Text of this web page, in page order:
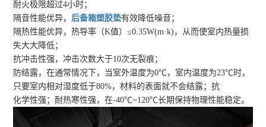
耐火极限超过4小时；
隔音性能优异， 后备箱塑胶垫有效降低噪音；
隔热性能优异，热导率（K值）≤0.35W(m·k)，从而使室内热量损
失大大降低；
抗冲击性强，冲击次数大于10次无裂痕；
防结露，在通常情况下，当室外温度为0℃，室内温度为23℃时，
只要室内相对湿度低于80%，材料的表面就不会结露；抗
化学性强；耐热寒性强，在-40℃~120℃长期保持物理性能稳定。